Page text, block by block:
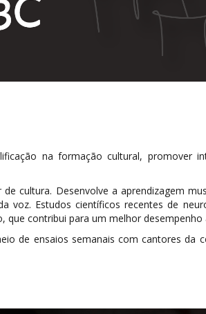
na formação cultural, promover
cultura. Desenvolve a aprendizagem
voz. Estudos científicos recentes de
contribui para um melhor desempenho
de ensaios semanais com cantores da